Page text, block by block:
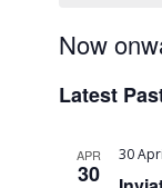
Now
date.
Latest
APR
30
30